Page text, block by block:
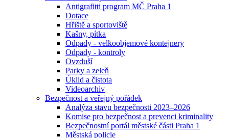
Antigrafitti program MČ Praha 1
Dotace
Hřiště a sportoviště
Kašny, pítka
Odpady - velkoobjemové kontejnery
Odpady - kontroly
Ovzduší
Parky a zeleň
Úklid a čistota
Videoarchiv
Bezpečnost a veřejný pořádek
Analýza stavu bezpečnosti 2023–2026
Komise pro bezpečnost a prevenci kriminality
Bezpečnostní portál městské části Praha 1
Městská policie